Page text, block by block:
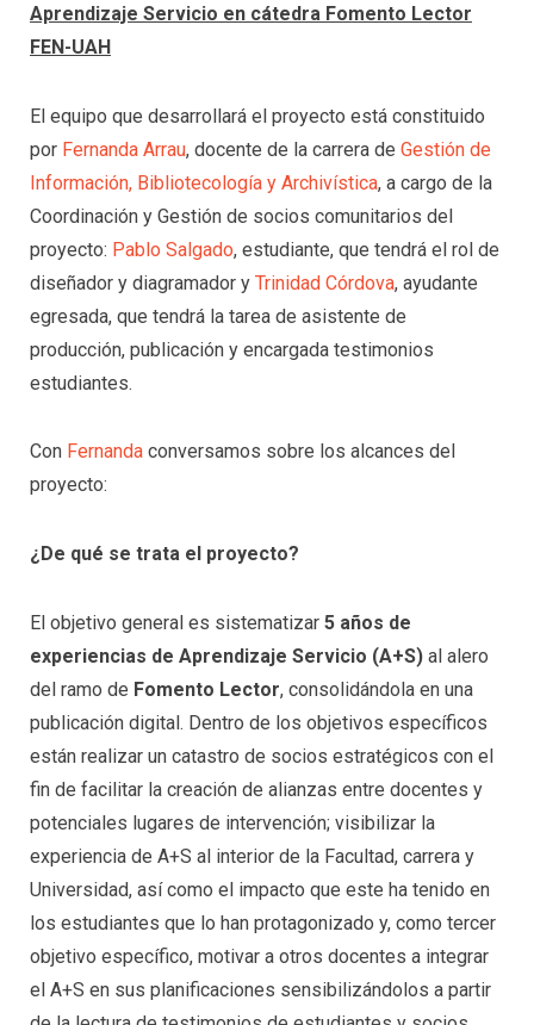
Aprendizaje Servicio en cátedra Fomento Lector
FEN-UAH
El equipo que desarrollará el proyecto está constituido
por Fernanda Arrau, docente de la carrera de Gestión de
Información, Bibliotecología y Archivística, a cargo de la
Coordinación y Gestión de socios comunitarios del
proyecto: Pablo Salgado, estudiante, que tendrá el rol de
diseñador y diagramador y Trinidad Córdova, ayudante
egresada, que tendrá la tarea de asistente de
producción, publicación y encargada testimonios
estudiantes.
Con Fernanda conversamos sobre los alcances del
proyecto:
¿De qué se trata el proyecto?
El objetivo general es sistematizar 5 años de
experiencias de Aprendizaje Servicio (A+S) al alero
del ramo de Fomento Lector, consolidándola en una
publicación digital. Dentro de los objetivos específicos
están realizar un catastro de socios estratégicos con el
fin de facilitar la creación de alianzas entre docentes y
potenciales lugares de intervención; visibilizar la
experiencia de A+S al interior de la Facultad, carrera y
Universidad, así como el impacto que este ha tenido en
los estudiantes que lo han protagonizado y, como tercer
objetivo específico, motivar a otros docentes a integrar
el A+S en sus planificaciones sensibilizándolos a partir